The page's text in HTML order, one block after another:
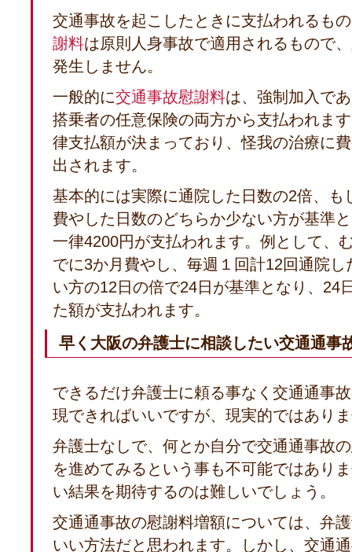
交通事故を起こしたときに支払われるも
謝料は原則人身事故で適用されるもので
発生しません。
一般的に交通事故慰謝料は、強制加入で
搭乗者の任意保険の両方から支払われま
律支払額が決まっており、怪我の治療に
出されます。
基本的には実際に通院した日数の2倍、も
費やした日数のどちらか少ない方が基準
一律4200円が支払われます。例として、
でに3か月費やし、毎週１回計12回通院し
い方の12日の倍で24日が基準となり、24
た額が支払われます。
早く大阪の弁護士に相談したい交通通事
できるだけ弁護士に頼る事なく交通通事
現できればいいですが、現実的ではあり
弁護士なしで、何とか自分で交通通事故
を進めてみるという事も不可能ではあり
い結果を期待するのは難しいでしょう。
交通通事故の慰謝料増額については、弁
いい方法だと思われます。しかし、交通